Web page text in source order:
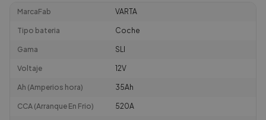
MarcaFab VARTA
Tipo bateria Coche
Gama SLI
Voltaje 12V
Ah (Amperios hora) 35Ah
CCA (Arranque En Frio) 520A